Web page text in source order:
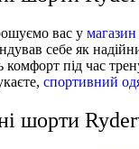
вас у магазин
себе як
комфорт під час
спортивний
шорти